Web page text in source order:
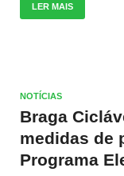
LER MAIS
NOTÍCIAS
Braga
medidas de
Programa